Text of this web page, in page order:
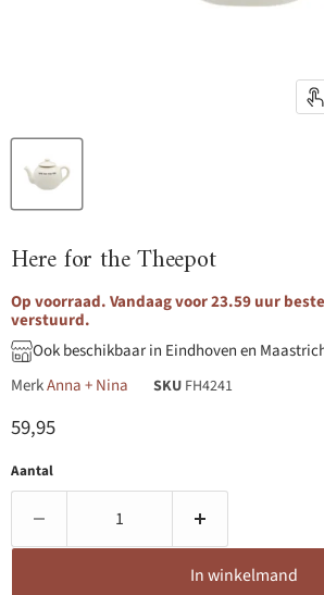
Here for the Theepot
Op voorraad. Vandaag voor 23.59 uur
verstuurd.
Ook beschikbaar in Eindhoven en
MerkAnna + Nina SKU FH4241
Huidige prijs
59,95
Aantal
In winkelmand